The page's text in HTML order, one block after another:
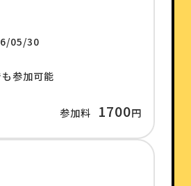
05/30
参加可能
参加料 1700円